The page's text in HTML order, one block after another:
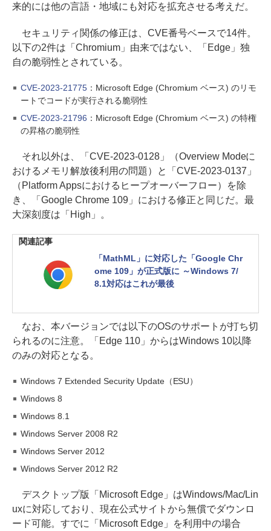
来的には他の言語・地域にも対応を拡充させる考えだ。
セキュリティ関係の修正は、CVE番号ベースで14件。
以下の2件は「Chromium」由来ではない、「Edge」独
自の脆弱性とされている。
CVE-2023-21775：Microsoft Edge (Chromium ベース) のリモ
ートでコードが実行される脆弱性
CVE-2023-21796 ：Microsoft Edge (Chromium ベース) の特権
の昇格の脆弱性
それ以外は、「CVE-2023-0128」（Overview Modeに
おけるメモリ解放後利用の問題）と「CVE-2023-0137」
（Platform Appsにおけるヒープオーバーフロー）を除
き、「Google Chrome 109」における修正と同じだ。最
大深刻度は「High」。
関連記事
「MathML」に対応した「Google Chr
ome 109」が正式版に ～Windows 7/
8.1対応はこれが最後
なお、本バージョンでは以下のOSのサポートが打ち切
られるのに注意。「Edge 110」からはWindows 10以降
のみの対応となる。
Windows 7 Extended Security Update（ESU）
Windows 8
Windows 8.1
Windows Server 2008 R2
Windows Server 2012
Windows Server 2012 R2
デスクトップ版「Microsoft Edge」はWindows/Mac/Lin
uxに対応しており、現在公式サイトから無償でダウンロ
ード可能。すでに「Microsoft Edge」を利用中の場合